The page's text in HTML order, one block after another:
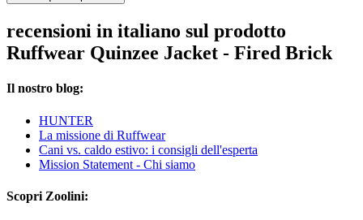
recensioni in italiano sul prodotto
Ruffwear Quinzee Jacket - Fired Brick
Il nostro blog:
HUNTER
La missione di Ruffwear
Cani vs. caldo estivo: i consigli dell'esperta
Mission Statement - Chi siamo
Scopri Zoolini: